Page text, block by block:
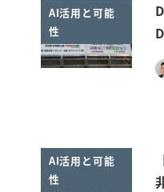
AI活用と可能
性
AI活用と可能
性